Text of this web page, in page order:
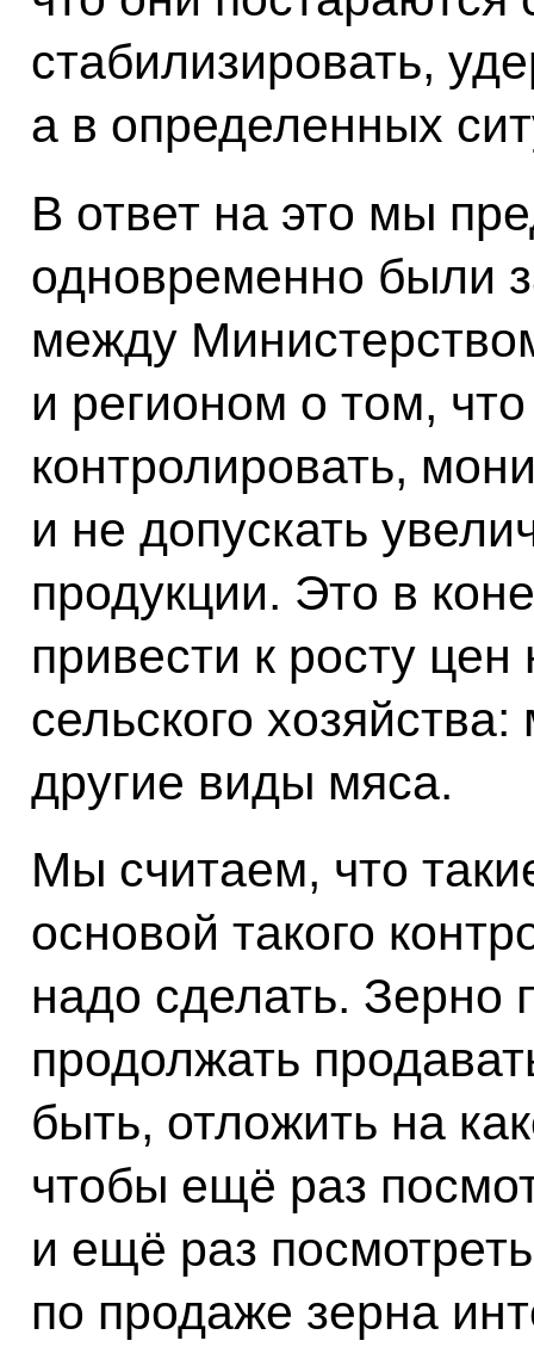
стабилизировать,
а в определенных
В ответ на это мы
одновременно были
между
и регионом о том,
контролировать,
и не допускать
продукции. Это в
привести к росту
сельского
другие виды мяса.
Мы считаем, что
основой такого
надо сделать. Зерно
продолжать
быть, отложить на
чтобы ещё раз
и ещё раз
по продаже зерна